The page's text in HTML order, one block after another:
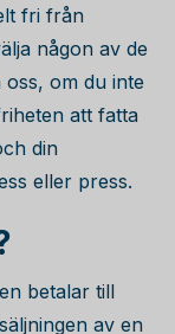
fri från
någon av de
om du inte
att fatta
din
eller press.
betalar till
av en